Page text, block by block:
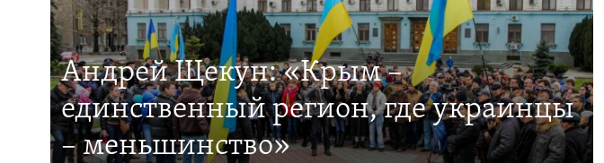
Андрей Щекун: «Крым –
единственный регион, где украинцы
– меньшинство»